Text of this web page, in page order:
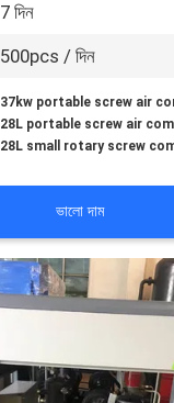
7 দিন
500pcs / দিন
37kw portable screw air
28L portable screw air
28L small rotary screw
ভালো দাম